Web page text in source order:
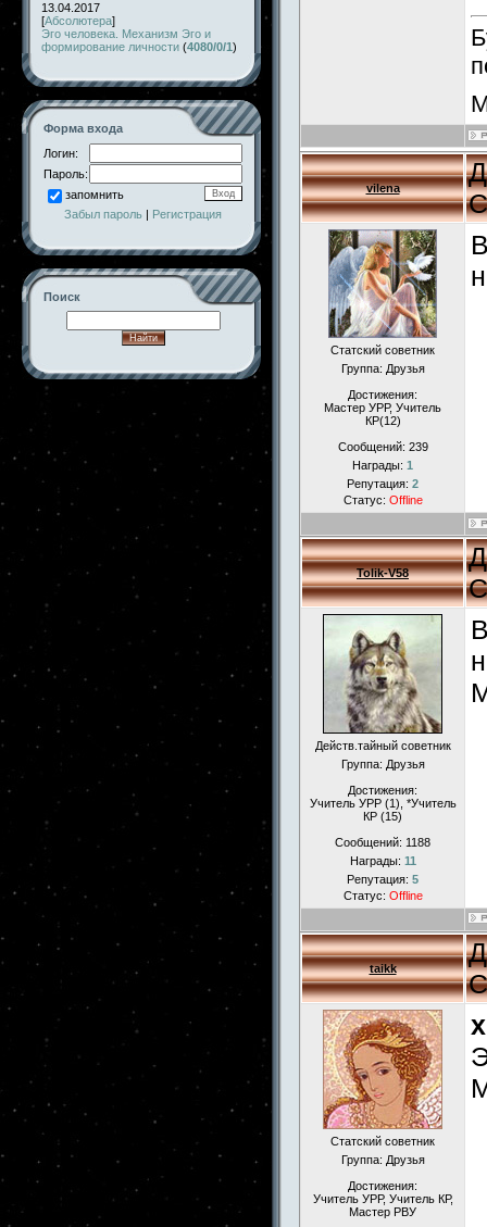
13.04.2017
[Абсолютера]
Эго человека. Механизм Эго и
формирование личности (4080/0/1)
Форма входа
Логин:
Пароль:
запомнить
Забыл пароль | Регистрация
Поиск
vilena
Статский советник
Группа: Друзья
Достижения:
Мастер УРР, Учитель
КР(12)
Сообщений: 239
Награды: 1
Репутация: 2
Статус: Offline
Tolik-V58
Действ.тайный советник
Группа: Друзья
Достижения:
Учитель УРР (1), *Учитель
КР (15)
Сообщений: 1188
Награды: 11
Репутация: 5
Статус: Offline
taikk
Статский советник
Группа: Друзья
Достижения:
Учитель УРР, Учитель КР,
Мастер РВУ